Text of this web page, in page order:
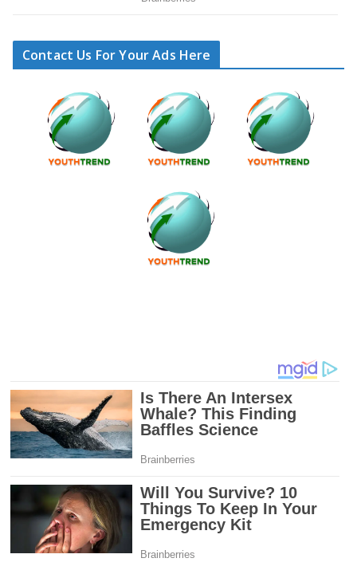
Contact Us For Your Ads Here